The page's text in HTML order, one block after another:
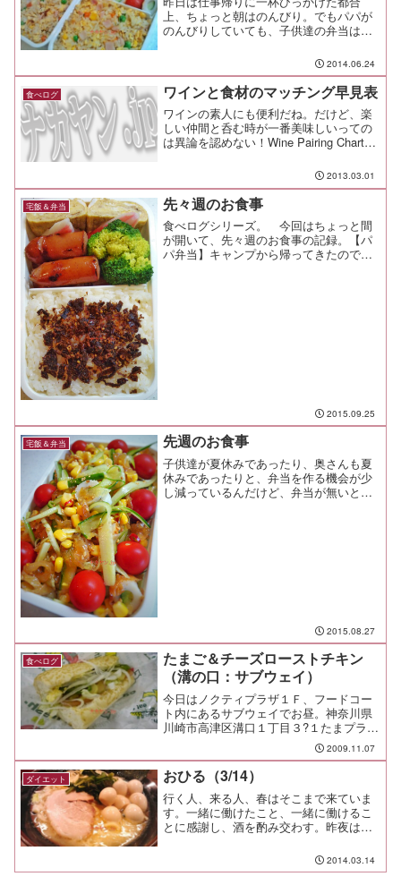
上、ちょっと朝はのんびり。でもパパが
のんびりしていても、子供達の弁当は作
塾弁はお手軽に。炒飯、唐揚げ、キュウ
リ竹輪、ミニトマト。炒飯は卵を入れて
から2分くらいで仕上げる。...
2014.06.24
食べログ ワインと食材のマッチング早見表
ワインの素人にも便利だね。だけど、楽
しい仲間と呑む時が一番美味しいっての
は異論を認めない！Wine Pairing Chart
2013.03.01
宅飯＆弁当 先々週のお食事
食べログシリーズ。 今回はちょっと間
が開いて、先々週のお食事の記録。【パ
パ弁当】キャンプから帰ってきたので、
2015.09.25
宅飯＆弁当 先週のお食事
子供達が夏休みであったり、奥さんも夏
休みであったりと、弁当を作る機会が少
し減っているんだけど、弁当が無いと自
2015.08.27
食べログ
たまご＆チーズローストチキン
（溝の口：サブウェイ）
今日はノクティプラザ１Ｆ、フードコー
ト内にあるサブウェイでお昼。神奈川県
川崎市高津区溝口１丁目３?１たまプラー
ザ店があった時には、よくシーフード＆
クラブを食べてたっけ。 ハーフみたい
な顔つきの爺さんがやっていた店で、よ
く注文を間違えてたっけ...
2009.11.07
ダイエット おひる（3/14）
行く人、来る人、春はそこまで来ていま
す。一緒に働けたこと、一緒に働けるこ
とに感謝し、酒を酌み交わす。昨夜はそ
ーメンを食べることにした。遅昼だった
ので独りでプラプラしていたら、新吉家
2014.03.14